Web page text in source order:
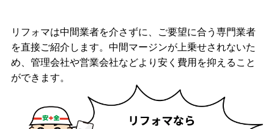
リフォマは中間業者を介さずに、ご要望に合う専門業者
を直接ご紹介します。中間マージンが上乗せされないた
め、管理会社や営業会社などより安く費用を抑えること
ができます。